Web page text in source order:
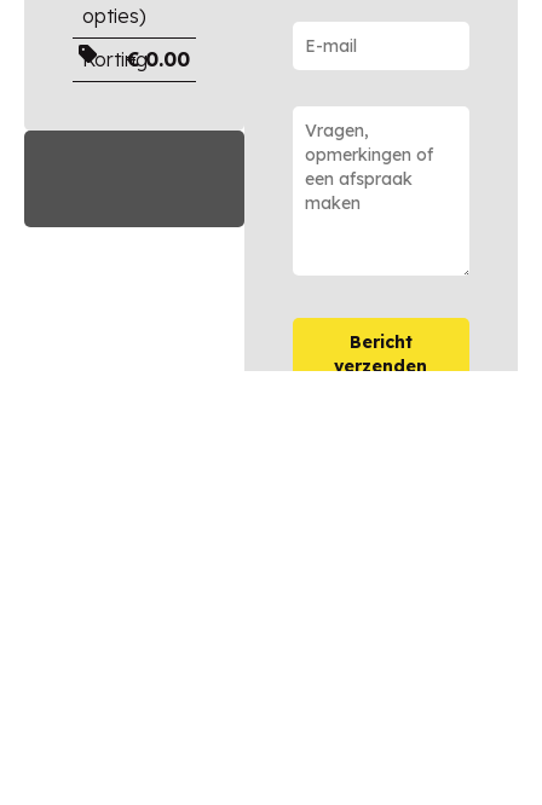
opties)
Korting
€0.00
Bericht
verzenden